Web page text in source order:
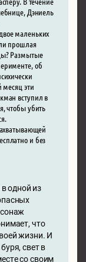
Дэниель
маленьких
прошлая
Размытые
об
месяц эти
вступил в
чтобы убить
и без
в одной из
что
жизни. И
свет в
со своим